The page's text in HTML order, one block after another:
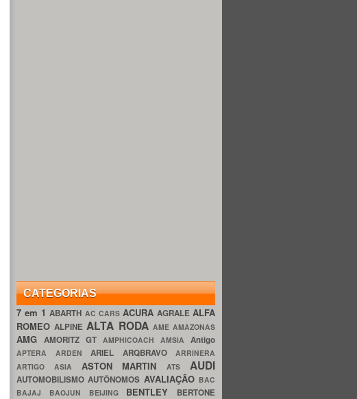
CATEGORIAS
7 em 1ABARTH AC CARS ACURA AGRALE ALFA
ROMEOALPINEALTA RODA AME AMAZONAS
AMG AMORITZ GT AMPHICOACH AMSIA Antigo
APTERA ARDEN ARIEL ARQBRAVO ARRINERA
ARTIGO ASIA ASTON MARTINATS AUDI
AUTOMOBILISMOAUTÔNOMOS AVALIAÇÃO BAC
BAJAJ BAOJUN BEIJING BENTLEY BERTONE